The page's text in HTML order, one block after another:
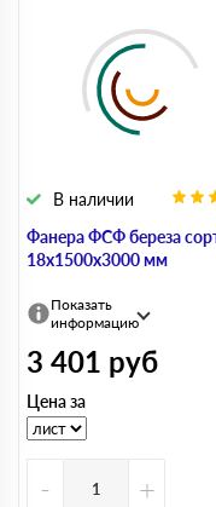
Фанера ФСФ береза
18х1500х3000 мм
В наличии
Показать
информацию
3 401 руб
Цена за
- +